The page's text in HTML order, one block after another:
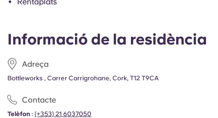
Informació de la residència
Adreça
Bottleworks , Carrer Carrigrohane, Cork, T12 T9CA
Contacte
Telèfon : (+353) 21 6037050